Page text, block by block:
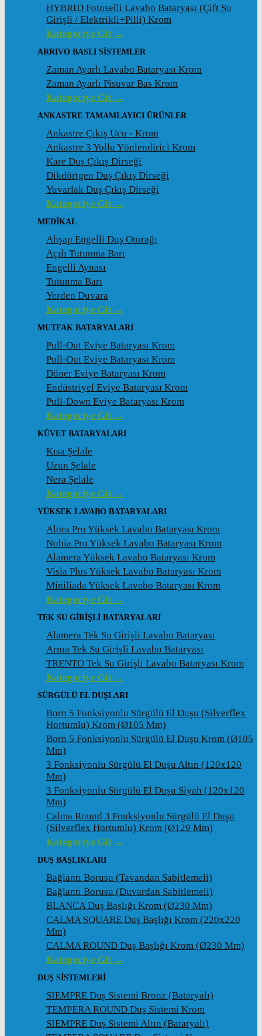
HYBRID Fotoselli Lavabo Bataryası (Çift Su
Girişli / Elektrikli+Pilli) Krom
Kategoriye Git →
ARRIVO BASLI SİSTEMLER
Zaman Ayarlı Lavabo Bataryası Krom
Zaman Ayarlı Pisuvar Bas Krom
Kategoriye Git →
ANKASTRE TAMAMLAYICI ÜRÜNLER
Ankastre Çıkış Ucu - Krom
Ankastre 3 Yollu Yönlendirici Krom
Kare Duş Çıkış Dirseği
Dikdörtgen Duş Çıkış Dirseği
Yuvarlak Duş Çıkış Dirseği
Kategoriye Git →
MEDİKAL
Ahşap Engelli Duş Oturağı
Açılı Tutunma Barı
Engelli Aynası
Tutunma Barı
Yerden Duvara
Kategoriye Git →
MUTFAK BATARYALARI
Pull-Out Eviye Bataryası Krom
Pull-Out Eviye Bataryası Krom
Döner Eviye Bataryası Krom
Endüstriyel Eviye Bataryası Krom
Pull-Down Eviye Bataryası Krom
Kategoriye Git →
KÜVET BATARYALARI
Kısa Şelale
Uzun Şelale
Nera Şelale
Kategoriye Git →
YÜKSEK LAVABO BATARYALARI
Alora Pro Yüksek Lavabo Bataryası Krom
Nobia Pro Yüksek Lavabo Bataryası Krom
Alamera Yüksek Lavabo Bataryası Krom
Visia Plus Yüksek Lavabo Bataryası Krom
Miniliada Yüksek Lavabo Bataryası Krom
Kategoriye Git →
TEK SU GİRİŞLİ BATARYALARI
Alamera Tek Su Girişli Lavabo Bataryası
Arnıa Tek Su Girişli Lavabo Bataryası
TRENTO Tek Su Girişli Lavabo Bataryası Krom
Kategoriye Git →
SÜRGÜLÜ EL DUŞLARI
Born 5 Fonksiyonlu Sürgülü El Duşu (Silverflex
Hortumlu) Krom (ø105 Mm)
Born 5 Fonksiyonlu Sürgülü El Duşu Krom (ø105
Mm)
3 Fonksiyonlu Sürgülü El Duşu Altın (120x120
Mm)
3 Fonksiyonlu Sürgülü El Duşu Siyah (120x120
Mm)
Calma Round 3 Fonksiyonlu Sürgülü El Duşu
(Silverflex Hortumlu) Krom (ø129 Mm)
Kategoriye Git →
DUŞ BAŞLIKLARI
Bağlantı Borusu (Tavandan Sabitlemeli)
Bağlantı Borusu (Duvardan Sabitlemeli)
BLANCA Duş Başlığı Krom (ø230 Mm)
CALMA SQUARE Duş Başlığı Krom (220x220
Mm)
CALMA ROUND Duş Başlığı Krom (ø230 Mm)
Kategoriye Git →
DUŞ SİSTEMLERİ
SIEMPRE Duş Sistemi Bronz (Bataryalı)
TEMPERA ROUND Duş Sistemi Krom
SIEMPRE Duş Sistemi Altın (Bataryalı)